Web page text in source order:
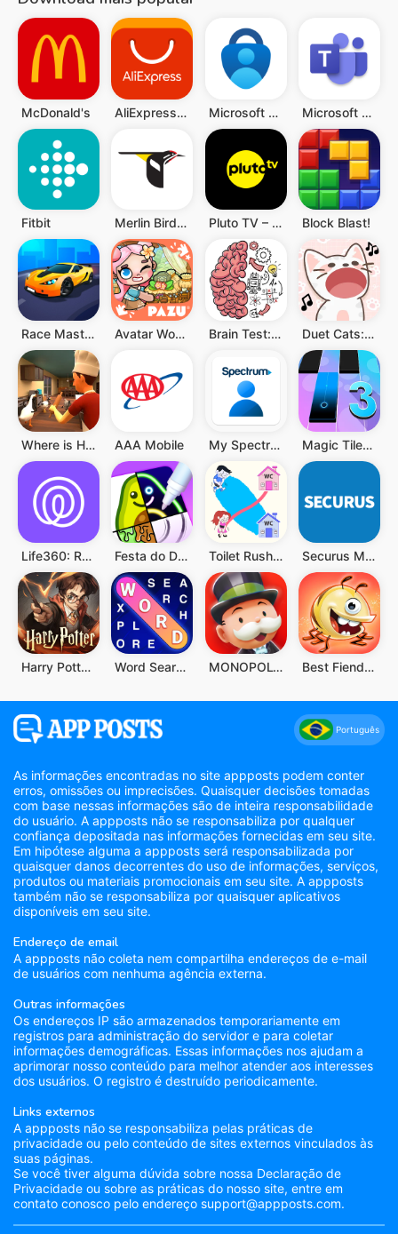
McDonald's AliExpress: Compras online Microsoft Authenticator Microsoft Teams
Fitbit Merlin Bird ID por Cornell Lab Pluto TV – TV Ao vivo e Filmes Block Blast!
Race Master 3D Avatar World ® Brain Test: Jogos Mentais Duet Cats: música popcat fofa
Where is He: Hide and Seek AAA Mobile My Spectrum Magic Tiles 3: Jogo de Piano
Life360: Rastreador de Celular Festa do Desenho Toilet Rush Race: Draw Puzzle Securus Mobile
Harry Potter: Desperta a Magia Word Search Explorer MONOPOLY GO! Best Fiends - Combinações
Português
As informações encontradas no site appposts podem conter
erros, omissões ou imprecisões. Quaisquer decisões tomadas
com base nessas informações são de inteira responsabilidade
do usuário. A appposts não se responsabiliza por qualquer
confiança depositada nas informações fornecidas em seu site.
Em hipótese alguma a appposts será responsabilizada por
quaisquer danos decorrentes do uso de informações, serviços,
produtos ou materiais promocionais em seu site. A appposts
também não se responsabiliza por quaisquer aplicativos
disponíveis em seu site.
Endereço de email
A appposts não coleta nem compartilha endereços de e-mail
de usuários com nenhuma agência externa.
Outras informações
Os endereços IP são armazenados temporariamente em
registros para administração do servidor e para coletar
informações demográficas. Essas informações nos ajudam a
aprimorar nosso conteúdo para melhor atender aos interesses
dos usuários. O registro é destruído periodicamente.
Links externos
A appposts não se responsabiliza pelas práticas de
privacidade ou pelo conteúdo de sites externos vinculados às
suas páginas.
Se você tiver alguma dúvida sobre nossa Declaração de
Privacidade ou sobre as práticas do nosso site, entre em
contato conosco pelo endereço support@appposts.com.